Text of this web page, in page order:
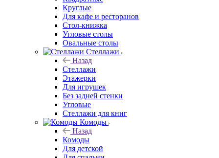
Круглые
Для кафе и ресторанов
Стол-книжка
Угловые столы
Овальные столы
Стеллажи
Назад
Стеллажи
Этажерки
Для игрушек
Без задней стенки
Угловые
Стеллажи для книг
Комоды
Назад
Комоды
Для детской